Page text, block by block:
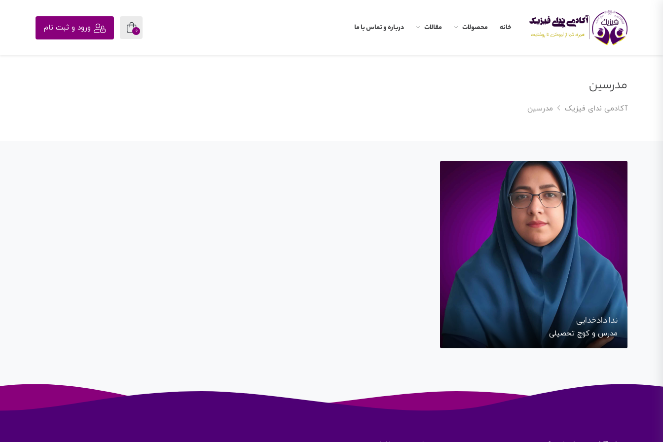
خانه محصولات مقالات درباره و تماس با ما 0 ورود و ثبت نام
مدرسین
آکادمی ندای فیزیک مدرسین
ندا دادخدایی
مدرس و کوچ تحصیلی